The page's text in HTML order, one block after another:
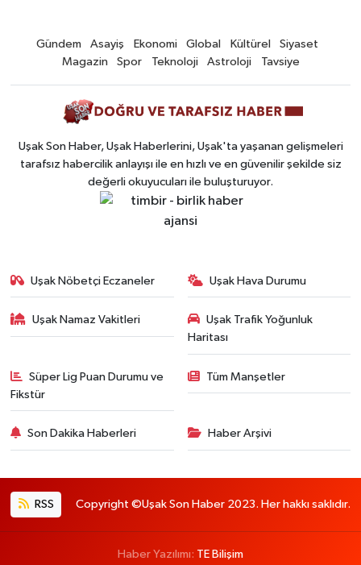
Gündem Asayiş Ekonomi Global Kültürel
Siyaset
Magazin
Spor Teknoloji Astroloji Tavsiye
Uşak Son Haber, Uşak Haberlerini, Uşak'ta yaşanan gelişmeleri
tarafsız habercilik anlayışı ile en hızlı ve en güvenilir şekilde siz
değerli okuyucuları ile buluşturuyor.
Uşak Nöbetçi Eczaneler Uşak Hava Durumu
Uşak Namaz Vakitleri
Uşak Trafik Yoğunluk
Haritası
Süper Lig Puan Durumu ve
Fikstür
Tüm Manşetler
Son Dakika Haberleri Haber Arşivi
RSS Copyright ©Uşak Son Haber 2023. Her hakkı saklıdır.
Haber Yazılımı: TE Bilişim